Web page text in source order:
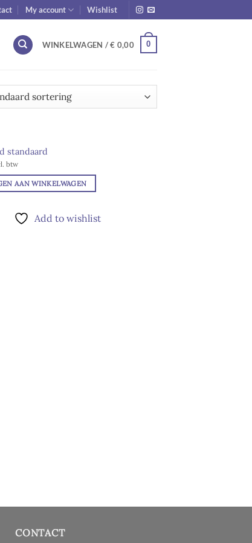
My account Wishlist
WINKELWAGEN /€ 0,00 0
standaard
btw
AAN WINKELWAGEN
Add to wishlist
CONTACT